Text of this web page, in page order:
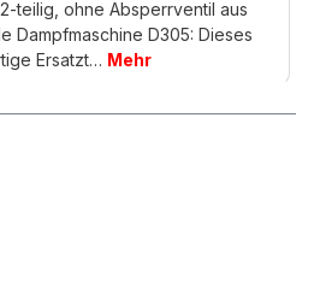
teilig, ohne Absperrventil aus
Dampfmaschine D305: Dieses
Ersatzt… Mehr